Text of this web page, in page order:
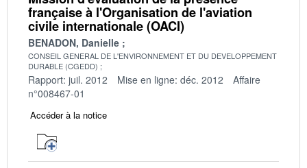
française à l'Organisation de l'aviation
civile internationale (OACI)
BENADON, Danielle
CONSEIL GENERAL DE L'ENVIRONNEMENT ET DU DEVELOPPEMENT
DURABLE (CGEDD)
Rapport: juil. 2012 Mise en ligne: déc. 2012
Affaire
n°008467-01
Accéder à la notice